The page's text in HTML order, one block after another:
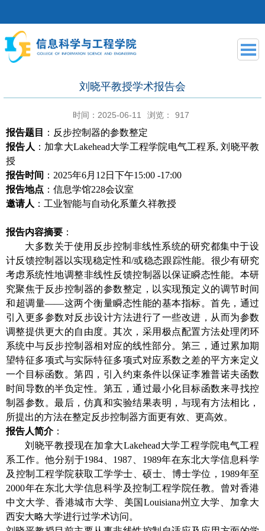
刘晓平教授学术报告会
时间：2025-06-11 浏览： 917
报告题目 ： 反步控制器的参数整定
报告人 ： 加拿大Lakehead大学工程学院电气工程系, 刘晓平教
授
报告时间 ： 2025年6月 12 日 下午15:00 -17:00
报告地点 ： 信息学馆228会议室
邀请人 ： 工业智能与自动化系董久祥教授
报告内容摘要 ：
大多数关于使用反步控制非线性系统的研究都集中于设
计反馈控制器以实现稳定性和/或稳态跟踪性能。很少有研究
考虑系统性地调整非线性反馈控制器以保证瞬态性能。 本研
究聚焦于反步控制器的参数整定 ，以实现预定义的调节时间
和超调量——这两个衡量瞬态性能的基本指标。首先， 通过
引入更多参数对反步设计方法进行了一些改进，从而为参数
调整提供更大的自由度。其次，采用极点配置方法处理闭环
系统中与反步控制器相对应的线性部分。第三，通过累加期
望特征多项式与实际特征多项式对应系数之差的平方来定义
一个目标函数。第四，引入约束条件以保证李雅普诺夫函数
时间导数的半负定性。第五，通过最小化目标函数来寻找控
制器参数。最后，仿真和实验结果表明，与现有方法相比，
所提出的方法在整定反步控制器方面更有效、更高效。
报告人简介：
刘晓平教授现在加拿大Lakehead大学工程学院电气工程
系工作。他分别于1984、1987、1989年在东北大学信息科学
及控制工程学院获取工学学士、硕士、博士学位，1989年至
2000年在东北大学信息科学及控制工程学院任教。曾对香港
中文大学、香港城市大学、美国Louisiana州立大学、加拿大
西安大略大学进行过学术访问。